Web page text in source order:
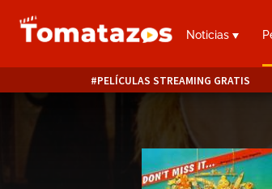
Noticias
PELÍCULAS STREAMING GRATIS